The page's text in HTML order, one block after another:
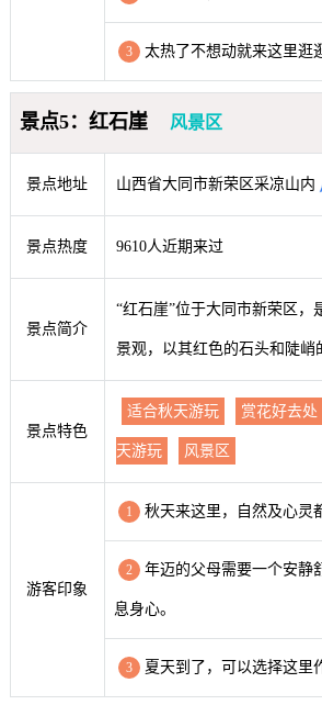
3 太热了不想动就来这里逛
景点5：红石崖 风景区
景点地址 山西省大同市新荣区采凉山内
景点热度 9610人近期来过
景点简介
“红石崖”位于大同市新荣区，
景观，以其红色的石头和陡峭
景点特色
适合秋天游玩 赏花好去处
天游玩 风景区
游客印象
1 秋天来这里，自然及心灵
2 年迈的父母需要一个安静
息身心。
3 夏天到了，可以选择这里